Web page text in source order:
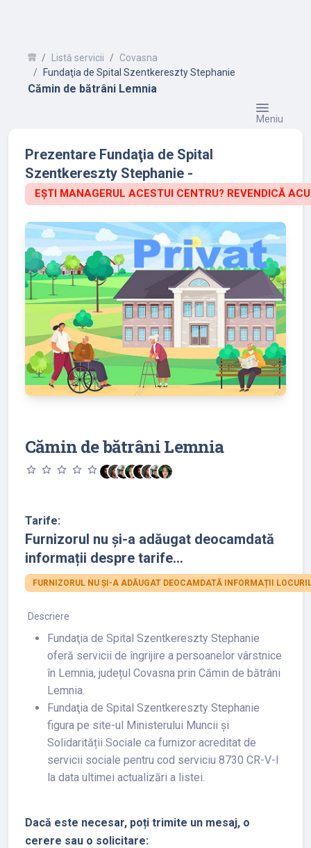
Listă servicii
Covasna
Fundaţia de Spital Szentkereszty Stephanie
Cămin de bătrâni Lemnia
Meniu
Prezentare Fundaţia de Spital
Szentkereszty Stephanie -
EȘTI MANAGERUL ACESTUI CENTRU? REVENDICĂ
Cămin de bătrâni Lemnia
star_outline star_outline star_outline star_outline star_outline
Tarife:
Furnizorul nu și-a adăugat deocamdată
informații despre tarife...
FURNIZORUL NU ȘI-A ADĂUGAT DEOCAMDATĂ INFORMAȚII
Descriere
Fundaţia de Spital Szentkereszty Stephanie
oferă servicii de îngrijire a persoanelor vârstnice
în Lemnia, județul Covasna prin Cămin de bătrâni
Lemnia.
Fundaţia de Spital Szentkereszty Stephanie
figura pe site-ul Ministerului Muncii și
Solidarității Sociale ca furnizor acreditat de
servicii sociale pentru cod serviciu 8730 CR-V-I
la data ultimei actualizări a listei.
Dacă este necesar, poți trimite un mesaj, o
cerere sau o solicitare: